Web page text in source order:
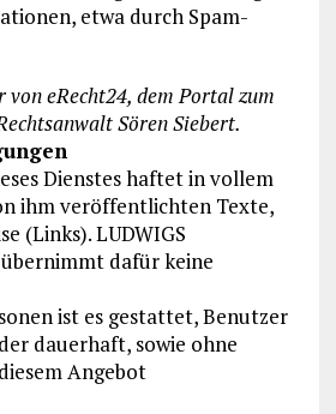
etwa durch Spam-
von eRecht24, dem Portal zum
Sören Siebert.
Dienstes haftet in vollem
ihm veröffentlichten Texte,
(Links). LUDWIGS
dafür keine
ist es gestattet, Benutzer
dauerhaft, sowie ohne
Angebot